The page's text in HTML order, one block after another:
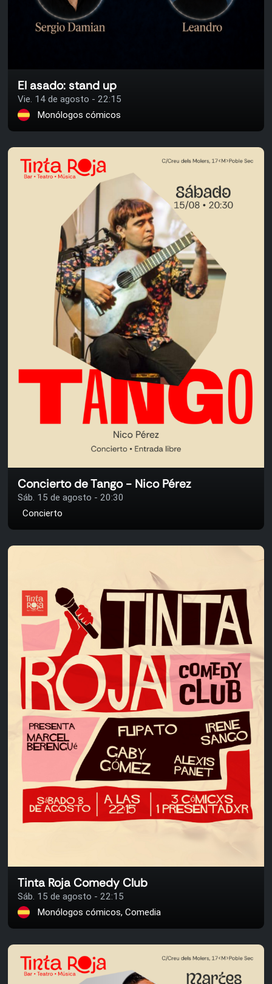
El asado: stand up
Vie. 14 de agosto - 22:15
Monólogos cómicos
Concierto de Tango - Nico Pérez
Sáb. 15 de agosto - 20:30
Concierto
Tinta Roja Comedy Club
Sáb. 15 de agosto - 22:15
Monólogos cómicos, Comedia